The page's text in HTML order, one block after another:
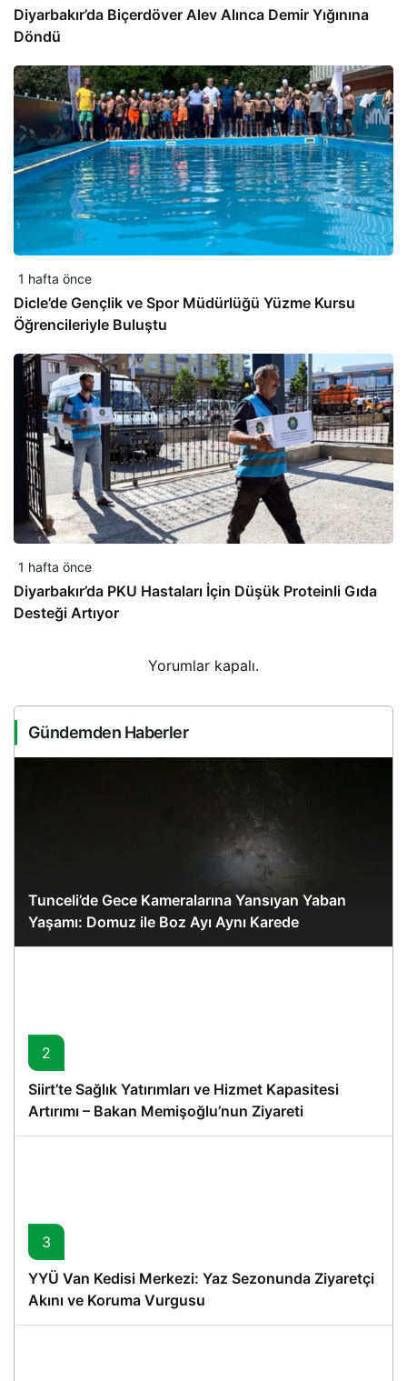
Diyarbakır’da Biçerdöver Alev Alınca Demir Yığınına
Döndü
1 hafta önce
Dicle’de Gençlik ve Spor Müdürlüğü Yüzme Kursu
Öğrencileriyle Buluştu
1 hafta önce
Diyarbakır’da PKU Hastaları İçin Düşük Proteinli Gıda
Desteği Artıyor
Yorumlar kapalı.
Gündemden Haberler
Tunceli’de Gece Kameralarına Yansıyan Yaban
Yaşamı: Domuz ile Boz Ayı Aynı Karede
2
Siirt’te Sağlık Yatırımları ve Hizmet Kapasitesi
Artırımı – Bakan Memişoğlu’nun Ziyareti
3
YYÜ Van Kedisi Merkezi: Yaz Sezonunda Ziyaretçi
Akını ve Koruma Vurgusu